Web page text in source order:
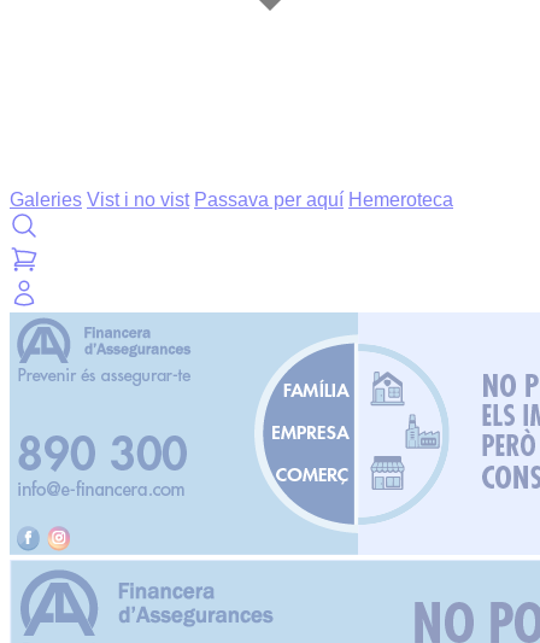
Galeries Vist i no vist Passava per aquí Hemeroteca